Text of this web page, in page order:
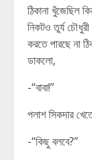
ঠিকানা খুঁজেছিল
নিকটও তুর্য
করতে পারছে না
ডাকলো,
-“বাবা!”
পলাশ সিকদার
-“কিছু বলবে?”